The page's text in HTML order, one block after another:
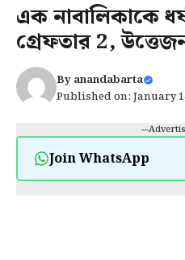
এক নাবালিকাকে
গ্রেফতার 2,
Byanandabarta
Published on: January
---
Join WhatsApp